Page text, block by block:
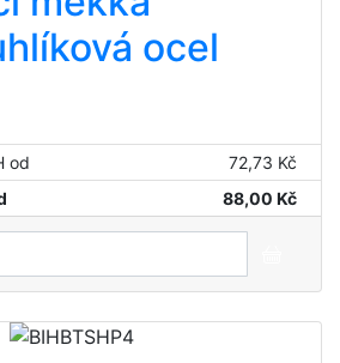
ocel
od
72,73 Kč
88,00 Kč